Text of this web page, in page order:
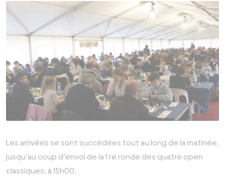
Les arrivées se sont succédées tout au long de la matinée,
jusqu’au coup d’envoi de la 1 re ronde des quatre open
classiques, à 15h00.